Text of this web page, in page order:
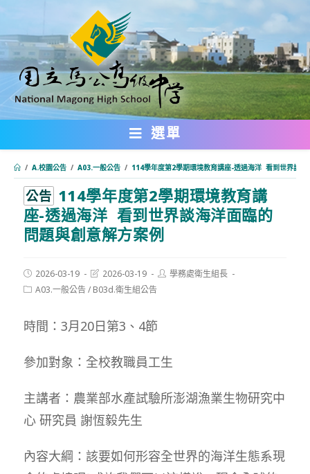
轉
主
要
內
選單
/ A.校園公告 / A03.一般公告 / 114學年度第2學期環境教育講座-透過海洋 看到世界談海
公告 114學年度第2學期環境教育講
座-透過海洋 看到世界談海洋面臨的
問題與創意解方案例
Post
published:
2026-03-19
Post
modified:
2026-03-19
Post學務處衛生組長
PostA03.一般公告/ B03d.衛生組公告
時間：3月20日第3、4節
參加對象：全校教職員工生
主講者：農業部水產試驗所澎湖漁業生物研究中
心 研究員 謝恆毅先生
內容大綱：該要如何形容全世界的海洋生態系現